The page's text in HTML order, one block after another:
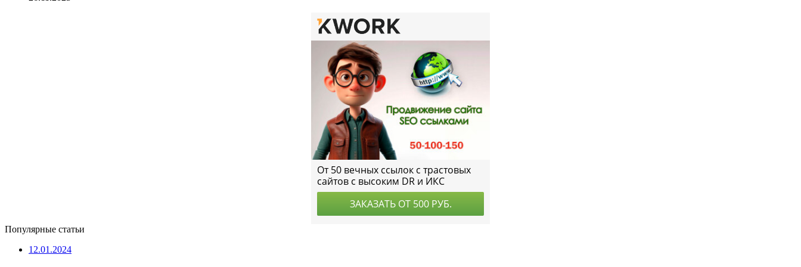
Популярные статьи
12.01.2024